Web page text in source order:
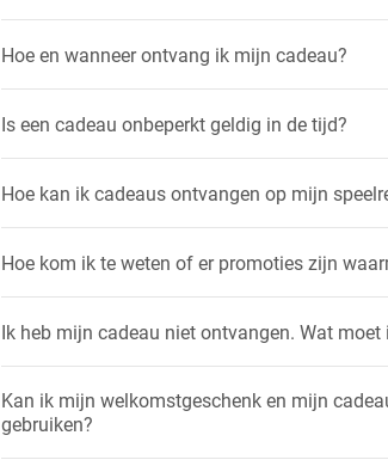
Hoe en wanneer ontvang ik mijn cadeau?
Is een cadeau onbeperkt geldig in de tijd?
Hoe kan ik cadeaus ontvangen op mijn
Hoe kom ik te weten of er promoties zijn
Ik heb mijn cadeau niet ontvangen. Wat moet
Kan ik mijn welkomstgeschenk en mijn
gebruiken?